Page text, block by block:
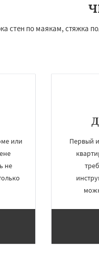
стен по маякам, стяжка
или
не
Первый